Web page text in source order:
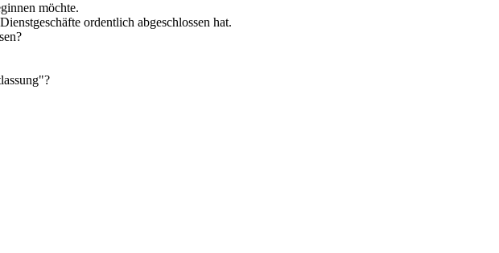
möchte.
ordentlich abgeschlossen hat.